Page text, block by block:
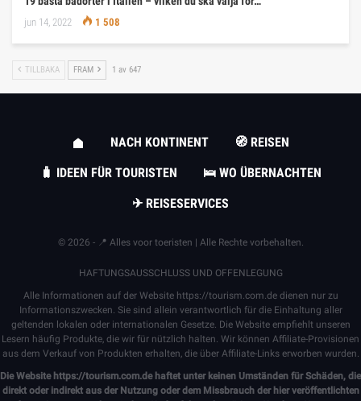
jun 14, 2022 1 508
TILLBAKA FRAM 1 av 647
NACH KONTINENT
🧭 REISEN
🧳 IDEEN FÜR TOURISTEN
🛌 WO ÜBERNACHTEN
✈ REISESERVICES
© 2026 - 📍 Alles voor toeristen | Alle Rechte vorbehalten.
HAFTUNGSAUSSCHLUSS UND OFFENLEGUNG
Alle Informationen auf der Website https://tourism.com.dedienen nur zu
Informationszwecken. Sie sind allein verantwortlich für die Einhaltung aller
geltenden lokalen oder internationalen Gesetze. Die Website empfiehlt unseren
Lesern häufig Produkte, die wir für nützlich halten. Wir können Affiliate-Provisionen
aus dem Verkauf von Produkten erhalten, die über Affiliate-Links erworben wurden.
Die Website https://tourism.com.dehaftet unter keinen Umständen für Schäden, die
direkt oder indirekt aus der Nutzung oder dem Missbrauch der hier veröffentlichten